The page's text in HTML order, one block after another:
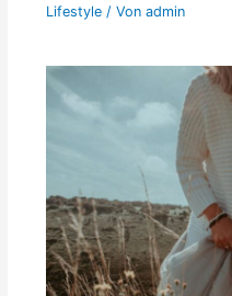
Lifestyle/ Von admin